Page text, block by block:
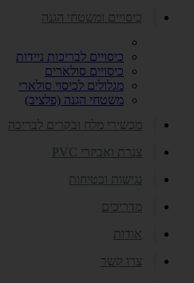
כיסויים ומשטחי הגנה
כיסויים לבריכות ניידות
כיסויים סולארים
מגלולים לכיסוי סולארי
משטחי הגנה (פלציב)
מכשירי מלח ובקרים לבריכה
צנרת ואביזרי PVC
נגישות ובטיחות
מדריכים
אודות
צרו קשר